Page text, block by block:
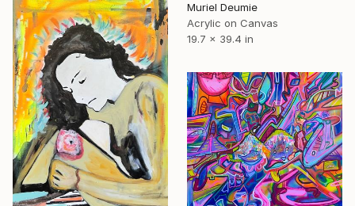
Muriel Deumie
Acrylic on Canvas
19.7 x 39.4 in